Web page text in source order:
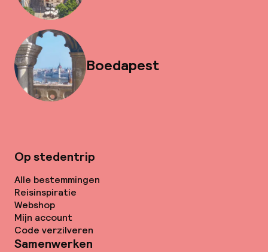
Boedapest
Op stedentrip
Alle bestemmingen
Reisinspiratie
Webshop
Mijn account
Code verzilveren
Samenwerken